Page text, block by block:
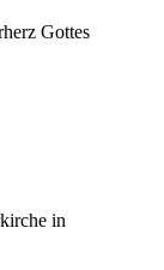
Gottes
in